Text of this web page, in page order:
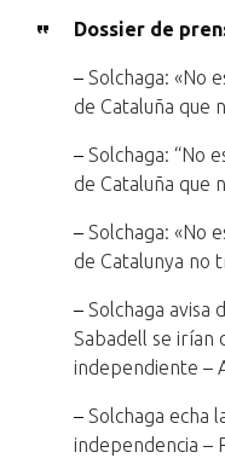
Dossier de
– Solchaga: «No
de Cataluña que
– Solchaga: “No
de Cataluña que
– Solchaga: «No
de Catalunya no
– Solchaga avisa
Sabadell se irían
independiente –
– Solchaga echa
independencia –